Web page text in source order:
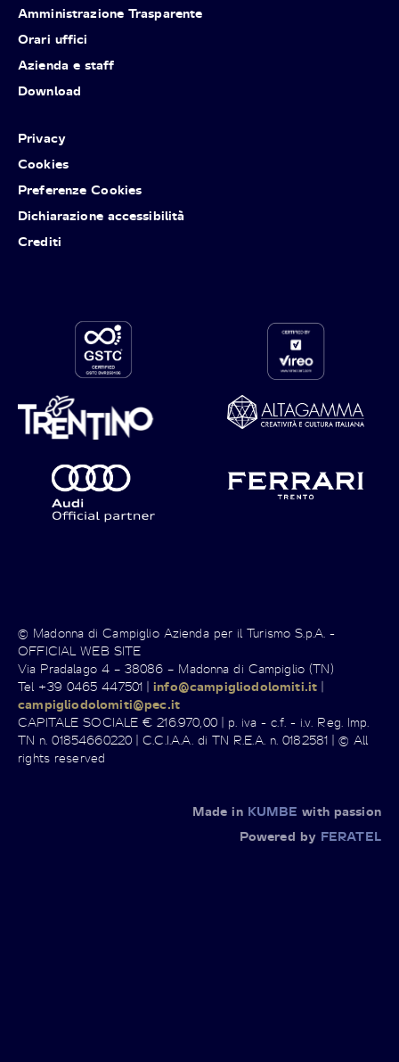
Amministrazione Trasparente
Orari uffici
Azienda e staff
Download
Privacy
Cookies
Preferenze Cookies
Dichiarazione accessibilità
Crediti
© Madonna di Campiglio Azienda per il Turismo S.p.A. -
OFFICIAL WEB SITE
Via Pradalago 4 – 38086 – Madonna di Campiglio (TN)
Tel +39 0465 447501 |info@campigliodolomiti.it |
campigliodolomiti@pec.it
CAPITALE SOCIALE € 216.970,00 | p. iva - c.f. - i.v. Reg. Imp.
TN n. 01854660220 | C.C.I.A.A. di TN R.E.A. n. 0182581 | © All
rights reserved
Made in KUMBE with passion
Powered by FERATEL